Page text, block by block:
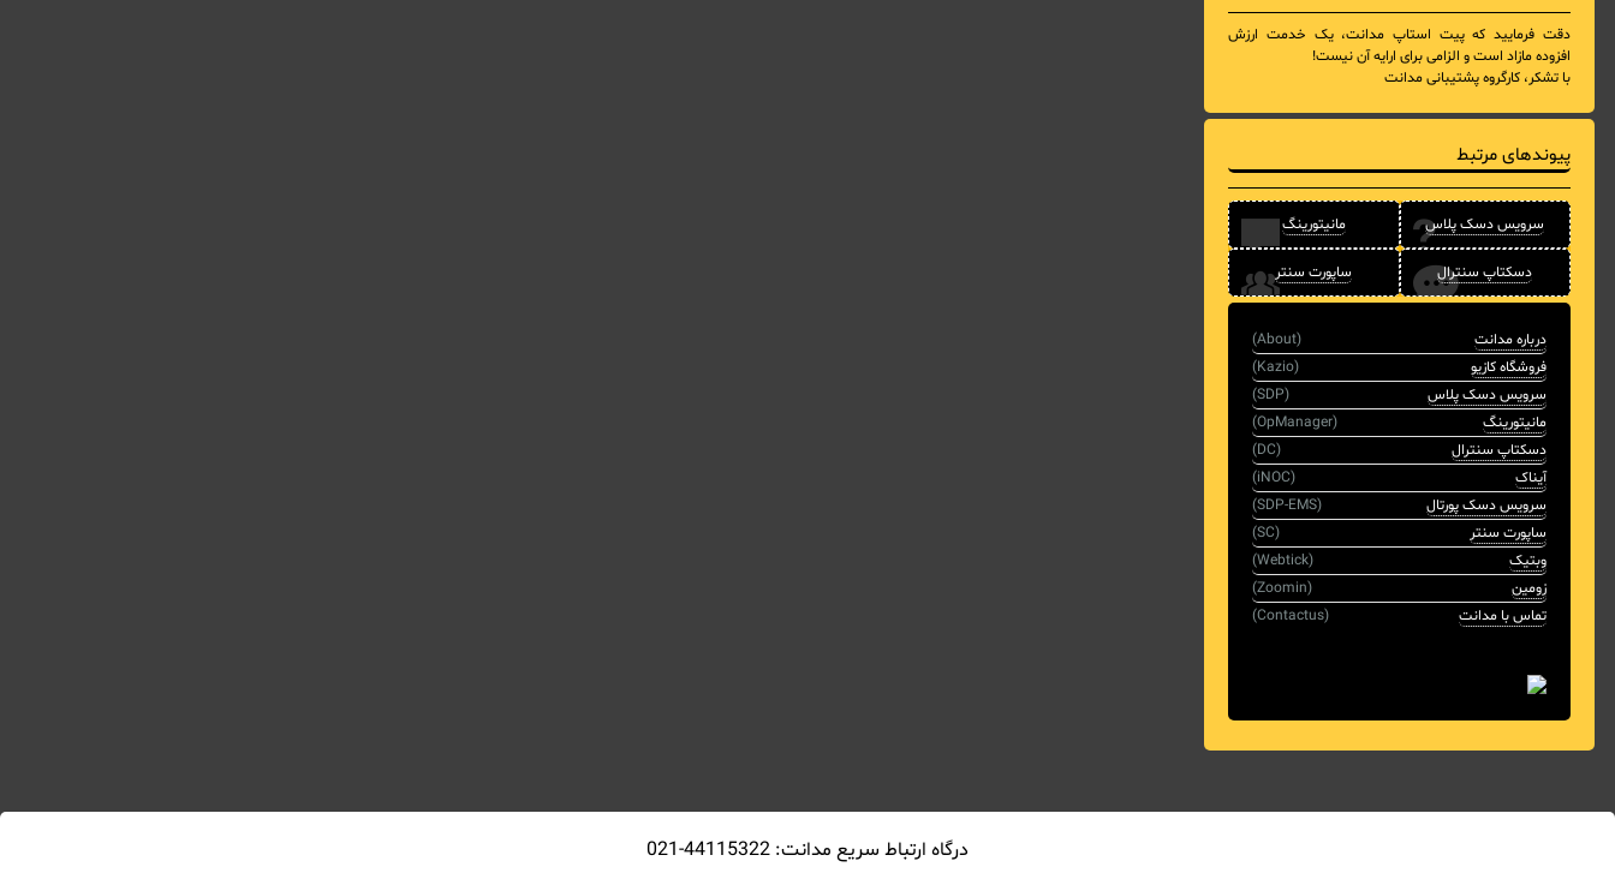
دقت فرمایید که پیت استاپ مدانت، یک خدمت ارزش
افزوده مازاد است و الزامی برای ارایه آن نیست!
با تشکر، کارگروه پشتیبانی مدانت
پیوندهای مرتبط
سرویس دسک پلاس مانیتورینگ
دسکتاپ سنترال ساپورت سنتر
درباره مدانت
(About)
فروشگاه کازیو
(Kazio)
سرویس دسک پلاس
(SDP)
مانیتورینگ
(OpManager)
دسکتاپ سنترال
(DC)
آیناک
(iNOC)
سرویس دسک پورتال
(SDP-EMS)
ساپورت سنتر
(SC)
وبتیک
(Webtick)
زومین
(Zoomin)
تماس با مدانت
(Contactus)
درگاه ارتباط سريع مدانت: 44115322-021